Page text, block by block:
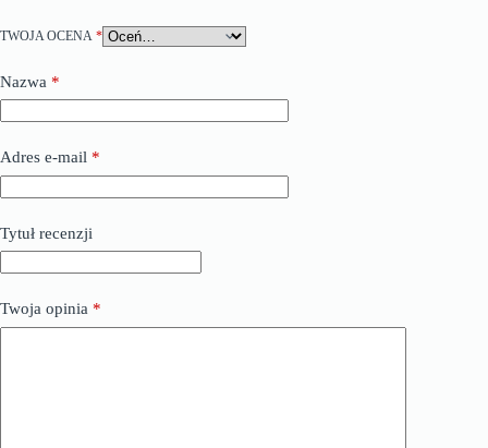
TWOJA OCENA *
Nazwa *
Adres e-mail *
Tytuł recenzji
Twoja opinia *